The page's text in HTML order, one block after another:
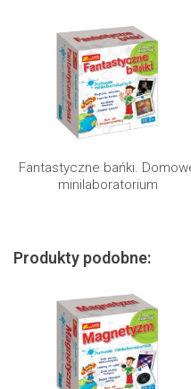
Fantastyczne bańki.
minilaboratorium
Produkty podobne: